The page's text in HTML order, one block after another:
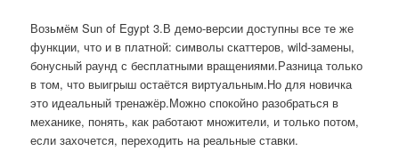
Возьмём Sun of Egypt 3.В демо-версии доступны все те же
функции, что и в платной: символы скаттеров, wild-замены,
бонусный раунд с бесплатными вращениями.Разница только
в том, что выигрыш остаётся виртуальным.Но для новичка
это идеальный тренажёр.Можно спокойно разобраться в
механике, понять, как работают множители, и только потом,
если захочется, переходить на реальные ставки.